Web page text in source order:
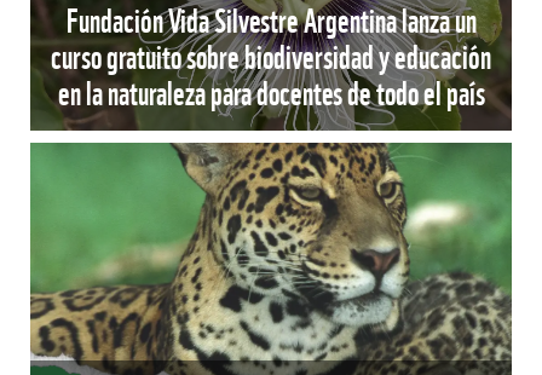
Fundación Vida Silvestre Argentina lanza un
curso gratuito sobre biodiversidad y educación
en la naturaleza para docentes de todo el país